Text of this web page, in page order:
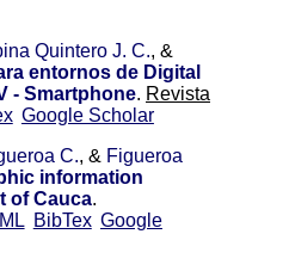
Quintero J. C., &
entornos de Digital
- Smartphone. Revista
Google Scholar
C., & Figueroa
information
of Cauca.
BibTex Google